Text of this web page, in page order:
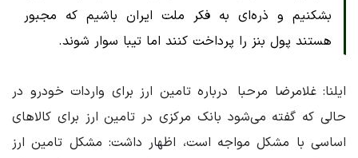
بشکنیم و ذره‌ای به فکر ملت ایران باشیم که مجبور
هستند پول بنز را پرداخت کنند اما تیبا سوار شوند.
ایلنا: غلامرضا مرحبا درباره تامین ارز برای واردات خودرو در
حالی که گفته می‌شود بانک مرکزی در تامین ارز برای کالاهای
اساسی با مشکل مواجه است، اظهار داشت: مشکل تامین ارز